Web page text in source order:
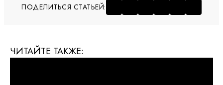
ПОДЕЛИТЬСЯ СТАТЬЕЙ:
ЧИТАЙТЕ ТАКЖЕ: